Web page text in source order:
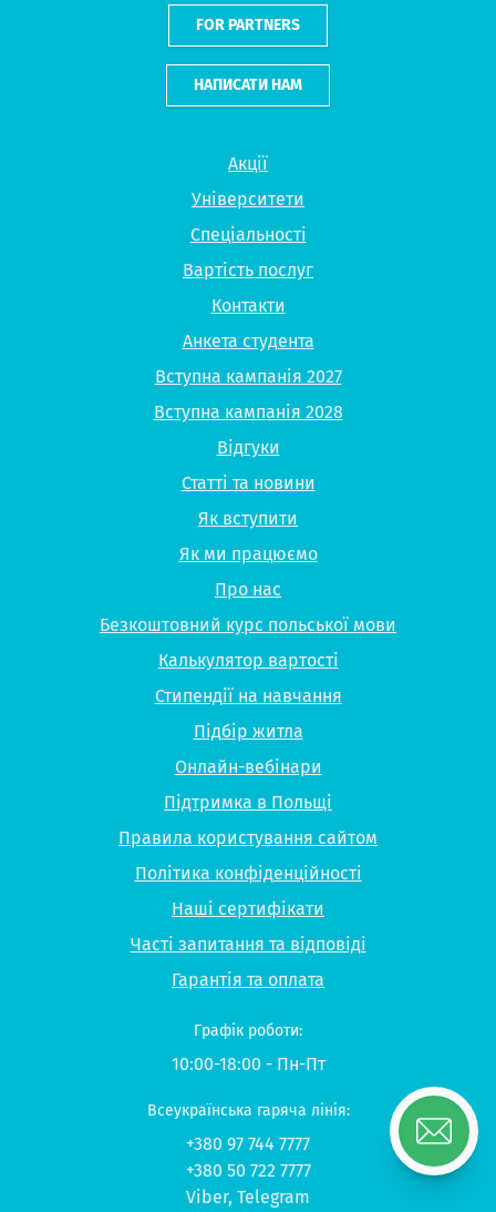
Акції
Університети
Спеціальності
Вартість послуг
Контакти
Анкета студента
Вступна кампанія 2027
Вступна кампанія 2028
Відгуки
Статті та новини
Як вступити
Як ми працюємо
Про нас
Безкоштовний курс польської мови
Калькулятор вартості
Стипендії на навчання
Підбір житла
Онлайн-вебінари
Підтримка в Польщі
Правила користування сайтом
Політика конфіденційності
Наші сертифікати
Часті запитання та відповіді
Гарантія та оплата
FOR PARTNERS
НАПИСАТИ НАМ
Графік роботи:
10:00-18:00 - Пн-Пт
Всеукраїнська гаряча лінія:
+380 97 744 7777
+380 50 722 7777
Viber, Telegram